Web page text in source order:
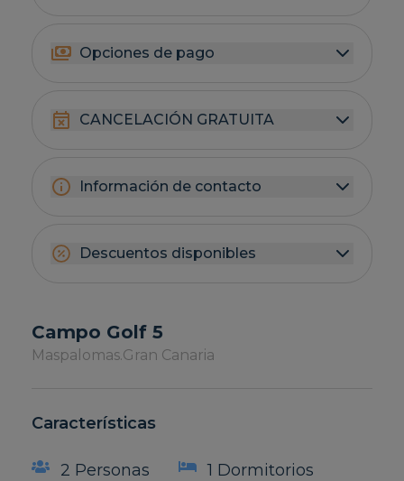
Opciones de pago
CANCELACIÓN GRATUITA
Información de contacto
Descuentos disponibles
Campo Golf 5
Maspalomas.Gran Canaria
Características
2 Personas
1 Dormitorios